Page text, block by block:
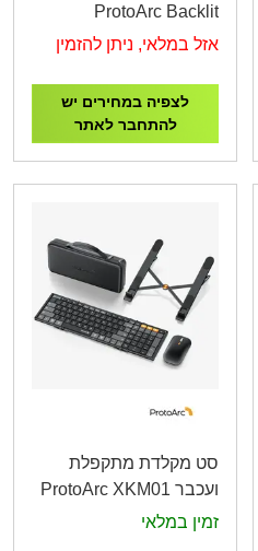
ProtoArc Backlit
Bluetooth Keyboard
Space Gray
אזל במלאי, ניתן להזמין
לצפיה במחירים יש
להתחבר לאתר
סט מקלדת מתקפלת
ועכבר ProtoArc XKM01
CaseUp Foldable
זמין במלאי